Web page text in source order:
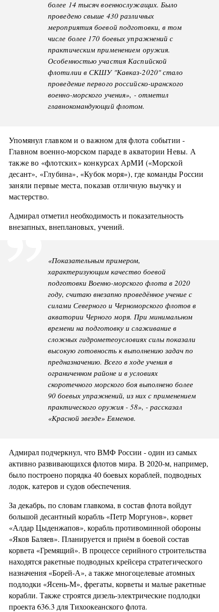
более 14 тысяч военнослужащих. Было
проведено свыше 430 различных
мероприятия боевой подготовки, в том
числе более 170 боевых упражнений с
практическим применением оружия.
Особенностью участия Каспийской
флотилии в СКШУ "Кавказ-2020" стало
проведение первого российско-иранского
военно-морского учения», - отметил
главнокомандующий флотом.
Упомянул главком и о важном для флота событии -
Главном военно-морском параде в акватории Невы. А
также во «флотских» конкурсах АрМИ («Морской
десант», «Глубина», «Кубок моря»), где команды России
заняли первые места, показав отличную выучку и
мастерство.
Адмирал отметил необходимость и показательность
внезапных, внеплановых, учений.
«Показательным примером,
характеризующим качество боевой
подготовки Военно-морского флота в 2020
году, считаю внезапно проведённое учение с
силами Северного и Черноморского флотов в
акватории Черного моря. При минимальном
времени на подготовку и слаживание в
сложных гидрометеоусловиях силы показали
высокую готовность к выполнению задач по
предназначению. Всего в ходе учения в
ограниченном районе и в условиях
скоротечного морского боя выполнено более
90 боевых упражнений, из них с применением
практического оружия - 58», - рассказал
«Красной звезде» Евменов.
Адмирал подчеркнул, что ВМФ России - один из самых
активно развивающихся флотов мира. В 2020-м, например,
было построено порядка 40 боевых кораблей, подводных
лодок, катеров и судов обеспечения.
За декабрь, по словам главкома, в состав флота войдут
большой десантный корабль «Петр Моргунов», корвет
«Алдар Цыденжапов», корабль противоминной обороны
«Яков Баляев». Планируется и приём в боевой состав
корвета «Гремящий». В процессе серийного строительства
находятся ракетные подводных крейсера стратегического
назначения «Борей-А», а также многоцелевые атомных
подлодки «Ясень-М», фрегаты, корветы и малые ракетные
корабли. Также строятся дизель-электрические подлодки
проекта 636.3 для Тихоокеанского флота.